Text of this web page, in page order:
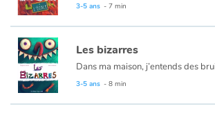
Famille
Écoles
Médiathèques
3-5 ans - 7 min
Les bizarres
3-5 ans - 8 min